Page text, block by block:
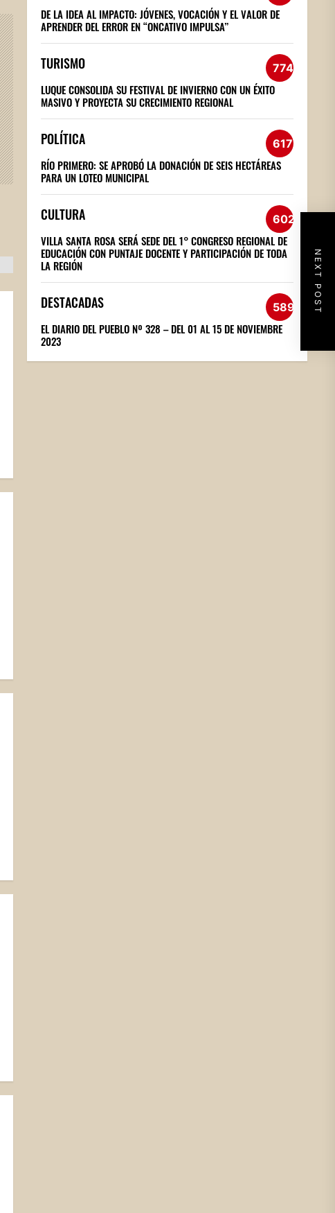
NEXT POST
DE LA IDEA AL IMPACTO: JÓVENES, VOCACIÓN Y EL VALOR DE
APRENDER DEL ERROR EN “ONCATIVO IMPULSA”
TURISMO 774
LUQUE CONSOLIDA SU FESTIVAL DE INVIERNO CON UN ÉXITO
MASIVO Y PROYECTA SU CRECIMIENTO REGIONAL
POLÍTICA 617
RÍO PRIMERO: SE APROBÓ LA DONACIÓN DE SEIS HECTÁREAS
PARA UN LOTEO MUNICIPAL
CULTURA 602
VILLA SANTA ROSA SERÁ SEDE DEL 1° CONGRESO REGIONAL DE
EDUCACIÓN CON PUNTAJE DOCENTE Y PARTICIPACIÓN DE TODA
LA REGIÓN
DESTACADAS 589
EL DIARIO DEL PUEBLO Nº 328 – DEL 01 AL 15 DE NOVIEMBRE
2023